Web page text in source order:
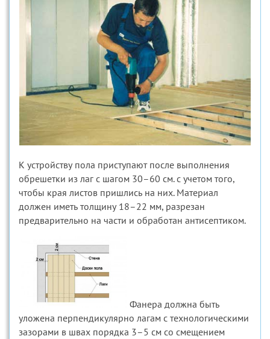
К устройству пола приступают после выполнения
обрешетки из лаг с шагом 30–60 см. с учетом того,
чтобы края листов пришлись на них. Материал
должен иметь толщину 18–22 мм, разрезан
предварительно на части и обработан антисептиком.
Фанера должна быть
уложена перпендикулярно лагам с технологическими
зазорами в швах порядка 3–5 см со смещением